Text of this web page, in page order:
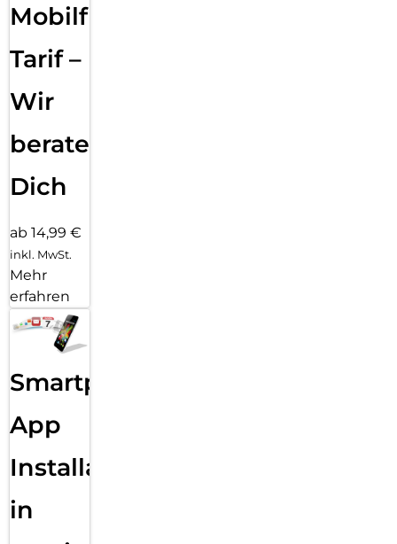
Mobilfunk
Tarif –
Wir
beraten
Dich
ab 14,99 €
inkl. MwSt.
Mehr
erfahren
Smartphone
App
Installation
in